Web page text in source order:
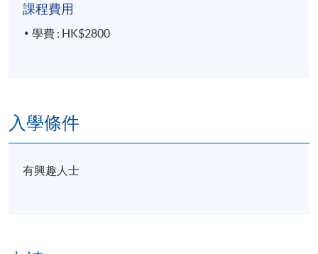
課程費用
學費 : HK$2800
入學條件
有興趣人士